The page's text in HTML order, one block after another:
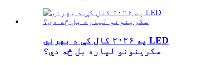
په ۲۰۲۶ کال کې د بهرني LED
سکرینونو لپاره بل څه دي؟